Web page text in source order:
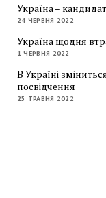
Україна –
24 ЧЕРВНЯ 2022
Україна щодня
1 ЧЕРВНЯ 2022
В Україні
посвідчення
25 ТРАВНЯ 2022